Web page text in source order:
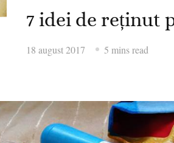
7 idei de reținut
18 august 2017 5 mins read